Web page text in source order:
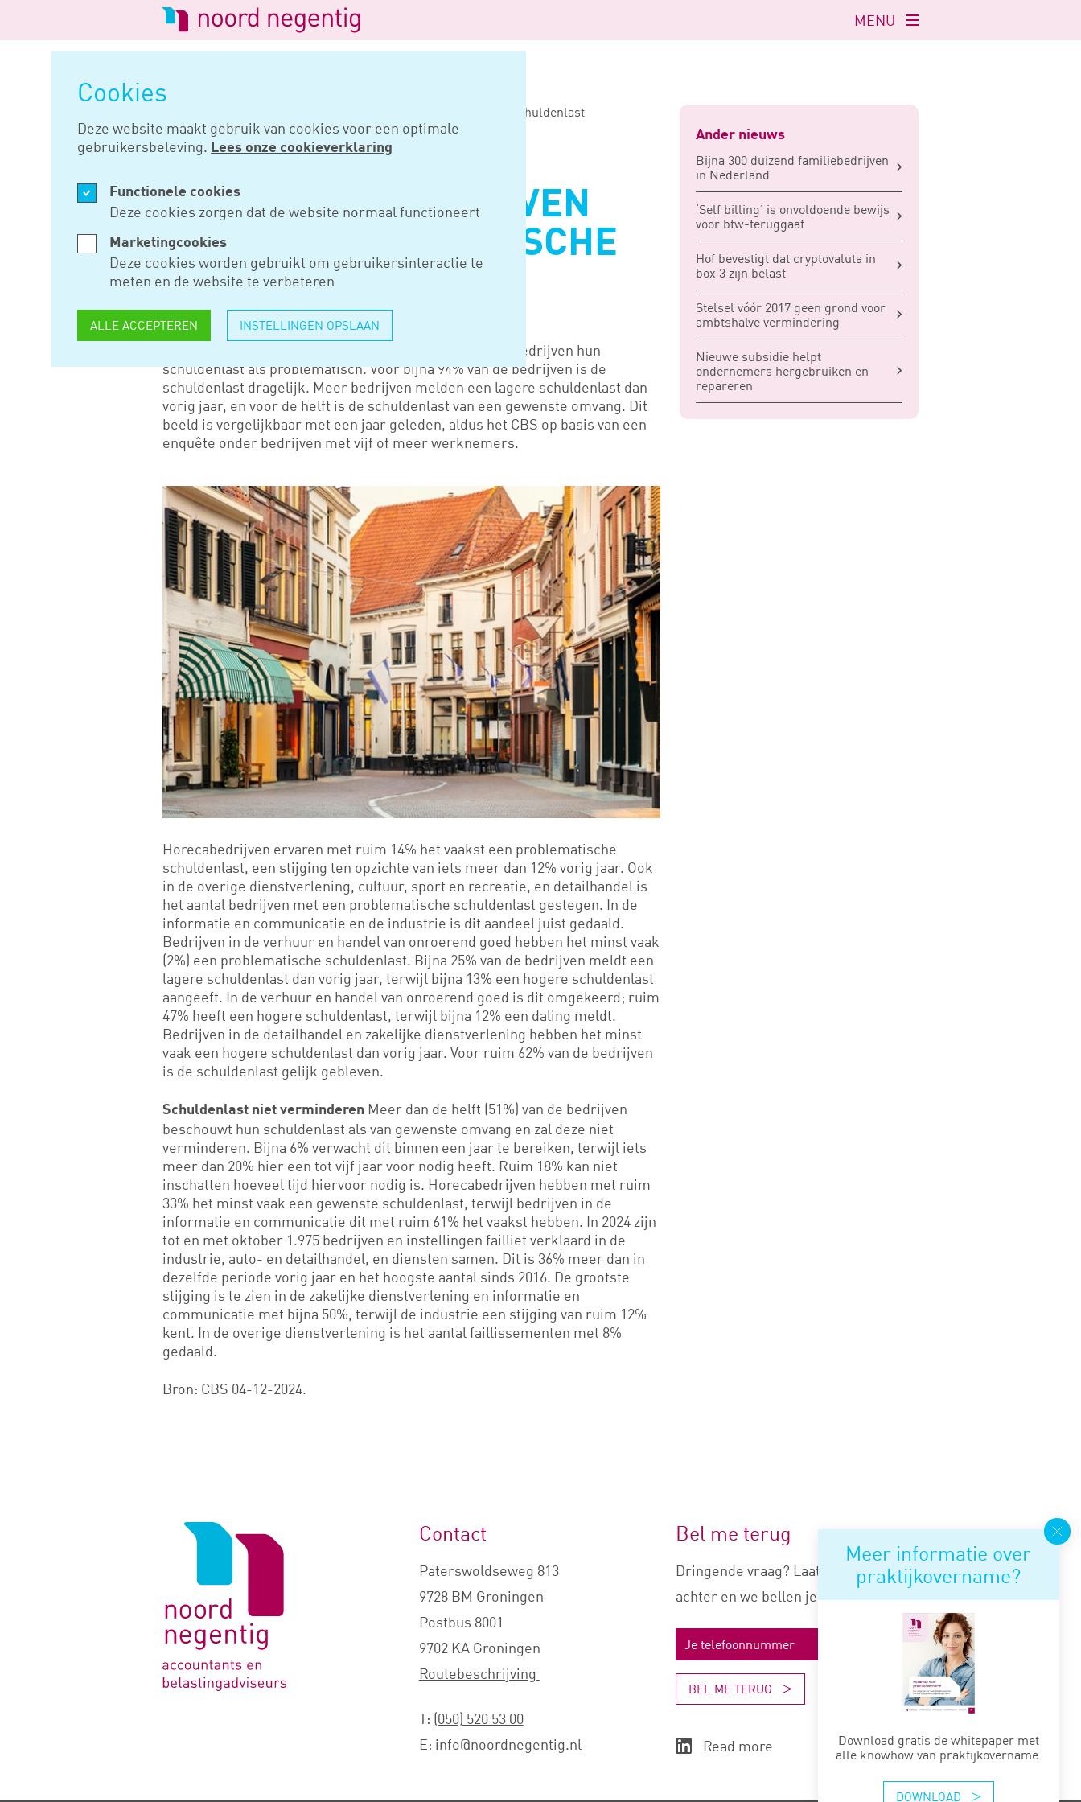
Cookies
Deze website maakt gebruik van cookies voor een optimale
gebruikersbeleving. Lees onze cookieverklaring
Functionele cookies
Deze cookies zorgen dat de website normaal functioneert
Marketingcookies
Deze cookies worden gebruikt om gebruikersinteractie te
meten en de website te verbeteren
ALLE ACCEPTEREN INSTELLINGEN OPSLAAN
Logo
van
Noord
Negentig
Navigatie
openen
MENU
Klein deel bedrijven heeft problematische schuldenlast
DEC 05, 2024
KLEIN DEEL BEDRIJVEN
HEEFT PROBLEMATISCHE
SCHULDENLAST
In november 2024 beoordeelt iets meer dan 6% van de bedrijven hun
schuldenlast als problematisch. Voor bijna 94% van de bedrijven is de
schuldenlast dragelijk. Meer bedrijven melden een lagere schuldenlast dan
vorig jaar, en voor de helft is de schuldenlast van een gewenste omvang. Dit
beeld is vergelijkbaar met een jaar geleden, aldus het CBS op basis van een
enquête onder bedrijven met vijf of meer werknemers.
Horecabedrijven ervaren met ruim 14% het vaakst een problematische
schuldenlast, een stijging ten opzichte van iets meer dan 12% vorig jaar. Ook
in de overige dienstverlening, cultuur, sport en recreatie, en detailhandel is
het aantal bedrijven met een problematische schuldenlast gestegen. In de
informatie en communicatie en de industrie is dit aandeel juist gedaald.
Bedrijven in de verhuur en handel van onroerend goed hebben het minst vaak
(2%) een problematische schuldenlast. Bijna 25% van de bedrijven meldt een
lagere schuldenlast dan vorig jaar, terwijl bijna 13% een hogere schuldenlast
aangeeft. In de verhuur en handel van onroerend goed is dit omgekeerd; ruim
47% heeft een hogere schuldenlast, terwijl bijna 12% een daling meldt.
Bedrijven in de detailhandel en zakelijke dienstverlening hebben het minst
vaak een hogere schuldenlast dan vorig jaar. Voor ruim 62% van de bedrijven
is de schuldenlast gelijk gebleven.
Schuldenlast niet verminderen Meer dan de helft (51%) van de bedrijven
beschouwt hun schuldenlast als van gewenste omvang en zal deze niet
verminderen. Bijna 6% verwacht dit binnen een jaar te bereiken, terwijl iets
meer dan 20% hier een tot vijf jaar voor nodig heeft. Ruim 18% kan niet
inschatten hoeveel tijd hiervoor nodig is. Horecabedrijven hebben met ruim
33% het minst vaak een gewenste schuldenlast, terwijl bedrijven in de
informatie en communicatie dit met ruim 61% het vaakst hebben. In 2024 zijn
tot en met oktober 1.975 bedrijven en instellingen failliet verklaard in de
industrie, auto- en detailhandel, en diensten samen. Dit is 36% meer dan in
dezelfde periode vorig jaar en het hoogste aantal sinds 2016. De grootste
stijging is te zien in de zakelijke dienstverlening en informatie en
communicatie met bijna 50%, terwijl de industrie een stijging van ruim 12%
kent. In de overige dienstverlening is het aantal faillissementen met 8%
gedaald.
Bron: CBS 04-12-2024.
Ander nieuws
Bijna 300 duizend familiebedrijven
in Nederland
‘Self billing’ is onvoldoende bewijs
voor btw-teruggaaf
Hof bevestigt dat cryptovaluta in
box 3 zijn belast
Stelsel vóór 2017 geen grond voor
ambtshalve vermindering
Nieuwe subsidie helpt
ondernemers hergebruiken en
repareren
Meer informatie over
praktijkovername?
Download gratis de whitepaper met
alle knowhow van praktijkovername.
DOWNLOAD
Logo
Contact
Paterswoldseweg 813
9728 BM Groningen
Postbus 8001
9702 KA Groningen
Routebeschrijving
T: (050) 520 53 00
E: info@noordnegentig.nl
Bel me terug
Dringende vraag? Laat je nummer
achter en we bellen je snel terug.
BEL ME TERUG
Read more